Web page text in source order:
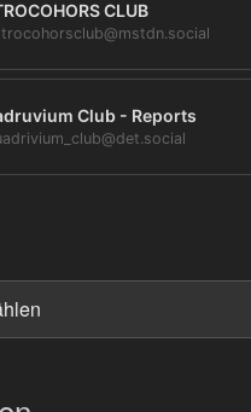
CLUB
Club - Reports